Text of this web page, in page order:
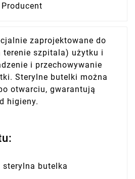
Producent
zaprojektowane do
terenie szpitala) użytku i
i przechowywanie
Sterylne butelki można
otwarciu, gwarantują
higieny.
sterylna butelka